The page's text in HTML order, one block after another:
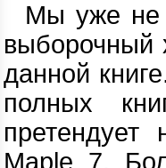
Мы уже не
выборочный
данной
полных
претендует
Maple 7.